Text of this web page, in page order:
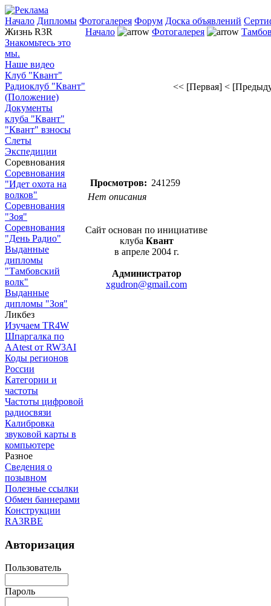
Начало Дипломы Фотогалерея Форум Доска объявлений
Жизнь R3R
Знакомьтесь это
мы.
Наше видео
Клуб "Квант"
Радиоклуб "Квант"
(Положение)
Документы
клуба "Квант"
"Квант" взносы
Слеты
Экспедиции
Соревнования
Соревнования
"Идет охота на
волков"
Соревнования
"Зоя"
Соревнования
"День Радио"
Выданные
дипломы
"Тамбовский
волк"
Выданные
дипломы "Зоя"
Ликбез
Изучаем TR4W
Шпаргалка по
AAtest от RW3AI
Коды регионов
России
Категории и
частоты
Частоты цифровой
радиосвязи
Калибровка
звуковой карты в
компьютере
Разное
Сведения о
позывном
Полезные ссылки
Обмен баннерами
Конструкции
RA3RBE
Авторизация
Пользователь
Пароль
Начало Фотогалерея
<< [Первая] <
Просмотров: 241259
Нет описания
Сайт основан по инициативе
клуба Квант
в апреле 2004 г.
Администратор
xgudron@gmail.com